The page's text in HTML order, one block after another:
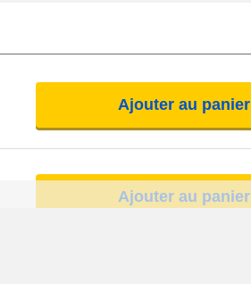
Ajouter au panier
Ajouter au panier